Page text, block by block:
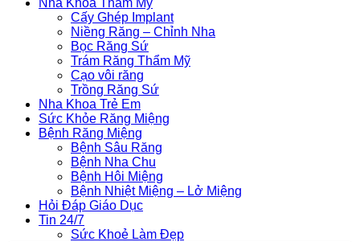
Cấy Ghép Implant
Niềng Răng – Chỉnh Nha
Bọc Răng Sứ
Trám Răng Thẩm Mỹ
Cạo vôi răng
Trồng Răng Sứ
Nha Khoa Trẻ Em
Sức Khỏe Răng Miệng
Bệnh Răng Miệng
Bệnh Sâu Răng
Bệnh Nha Chu
Bệnh Hôi Miệng
Bệnh Nhiệt Miệng – Lở Miệng
Hỏi Đáp Giáo Dục
Tin 24/7
Sức Khoẻ Làm Đẹp